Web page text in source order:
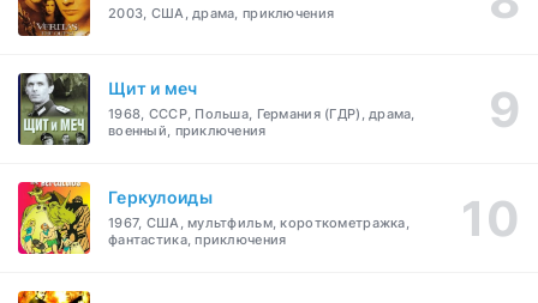
2003, США, драма, приключения
Щит и меч
1968, СССР, Польша, Германия (ГДР), драма,
военный, приключения
Геркулоиды
1967, США, мультфильм, короткометражка,
фантастика, приключения